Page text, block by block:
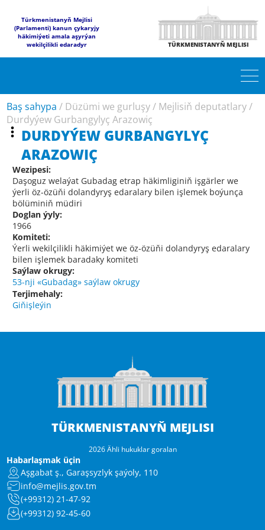
Türkmenistanyň Mejlisi
(Parlamenti) kanun çykaryjy
häkimiýeti amala aşyrýan
wekilçilikli edaradyr
TÜRKMENISTANYŇ MEJLISI
Baş sahypa / Düzümi we gurluşy/ Mejlisiň deputatlary/
Durdyýew Gurbangylyç Arazowiç
DURDYÝEW GURBANGYLYÇ
ARAZOWIÇ
Wezipesi:
Daşoguz welaýat Gubadag etrap häkimliginiň işgärler we
ýerli öz-özüňi dolandyryş edaralary bilen işlemek boýunça
bölüminiň müdiri
Doglan ýyly:
1966
Komiteti:
Ýerli wekilçilikli häkimiýet we öz-özüňi dolandyryş edaralary
bilen işlemek baradaky komiteti
Saýlaw okrugy:
53-nji «Gubadag» saýlaw okrugy
Terjimehaly:
Giňişleýin
TÜRKMENISTANYŇ MEJLISI
2026 Ähli hukuklar goralan
Habarlaşmak üçin
Aşgabat ş., Garaşsyzlyk şaýoly, 110
info@mejlis.gov.tm
(+99312) 21-47-92
(+99312) 92-45-60